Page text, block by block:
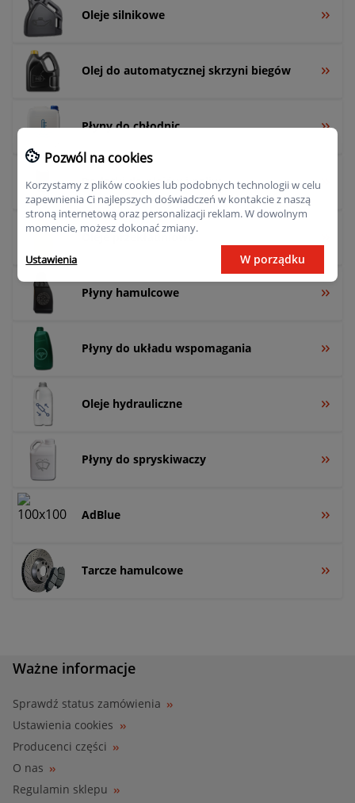
Oleje silnikowe
Olej do automatycznej skrzyni biegów
Płyny do chłodnic
Dodatki do olejów i paliw
Oleje przekładniowe
Płyny hamulcowe
Płyny do układu wspomagania
Oleje hydrauliczne
Płyny do spryskiwaczy
AdBlue
Tarcze hamulcowe
Ważne informacje
Sprawdź status zamówienia
Ustawienia cookies
Producenci części
O nas
Regulamin sklepu
Pozwól na cookies
Korzystamy z plików cookies lub podobnych technologii w celu
zapewnienia Ci najlepszych doświadczeń w kontakcie z naszą
stroną internetową oraz personalizacji reklam. W dowolnym
momencie, możesz dokonać zmiany.
Ustawienia W porządku